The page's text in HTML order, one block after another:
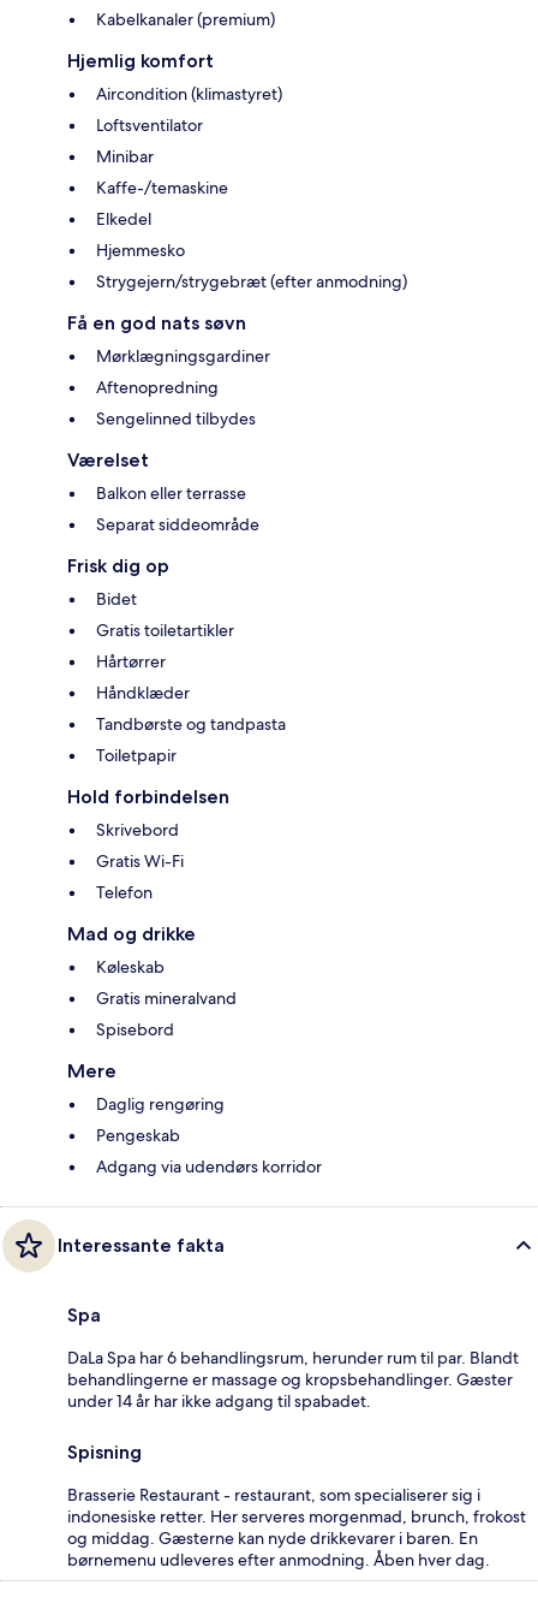
Kabelkanaler (premium)
Hjemlig komfort
Aircondition (klimastyret)
Loftsventilator
Minibar
Kaffe-/temaskine
Elkedel
Hjemmesko
Strygejern/strygebræt (efter anmodning)
Få en god nats søvn
Mørklægningsgardiner
Aftenopredning
Sengelinned tilbydes
Værelset
Balkon eller terrasse
Separat siddeområde
Frisk dig op
Bidet
Gratis toiletartikler
Hårtørrer
Håndklæder
Tandbørste og tandpasta
Toiletpapir
Hold forbindelsen
Skrivebord
Gratis Wi-Fi
Telefon
Mad og drikke
Køleskab
Gratis mineralvand
Spisebord
Mere
Daglig rengøring
Pengeskab
Adgang via udendørs korridor
Interessante fakta
Spa
DaLa Spa har 6 behandlingsrum, herunder rum til par. Blandt
behandlingerne er massage og kropsbehandlinger. Gæster
under 14 år har ikke adgang til spabadet.
Spisning
Brasserie Restaurant - restaurant, som specialiserer sig i
indonesiske retter. Her serveres morgenmad, brunch, frokost
og middag. Gæsterne kan nyde drikkevarer i baren. En
børnemenu udleveres efter anmodning. Åben hver dag.